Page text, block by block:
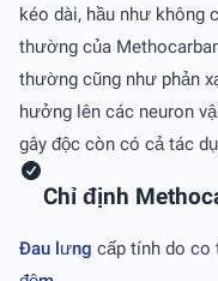
kéo dài, hầu như không
thường của
thường cũng như phản
hưởng lên các neuron
gây độc còn có cả tác
Chỉ định
Ðau lưng cấp tính do